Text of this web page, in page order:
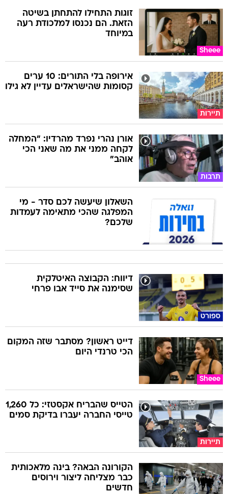
Sheee
זוגות התחילו להתחתן בשיטה
הזאת. הם נכנסו למלכודת רעה
במיוחד
תיירות
אירופה בלי התורים: 10 ערים
קסומות שהישראלים עדיין לא גילו
תרבות
אורן נהרי נפרד מהרדיו: "המחלה
לקחה ממני את מה שאני הכי
אוהב"
השאלון שיעשה לכם סדר - מי
המפלגה שהכי מתאימה לעמדות
שלכם?
ספורט
דיווח: הקבוצה האיטלקית
שסימנה את סייד אבו פרחי
Sheee
דייט ראשון? מסתבר שזה המקום
הכי טרנדי היום
תיירות
הטייס שהבריח אקסטזי: כל 1,260
טייסי החברה יעברו בדיקת סמים
הקורונה הבאה? בינה מלאכותית
כבר מצליחה ליצור וירוסים
חדשים